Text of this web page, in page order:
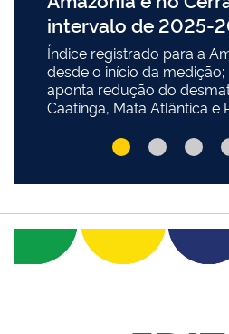
intervalo de 2025-
Índice registrado para a
desde o início da
aponta redução do
Caatinga, Mata Atlântica e